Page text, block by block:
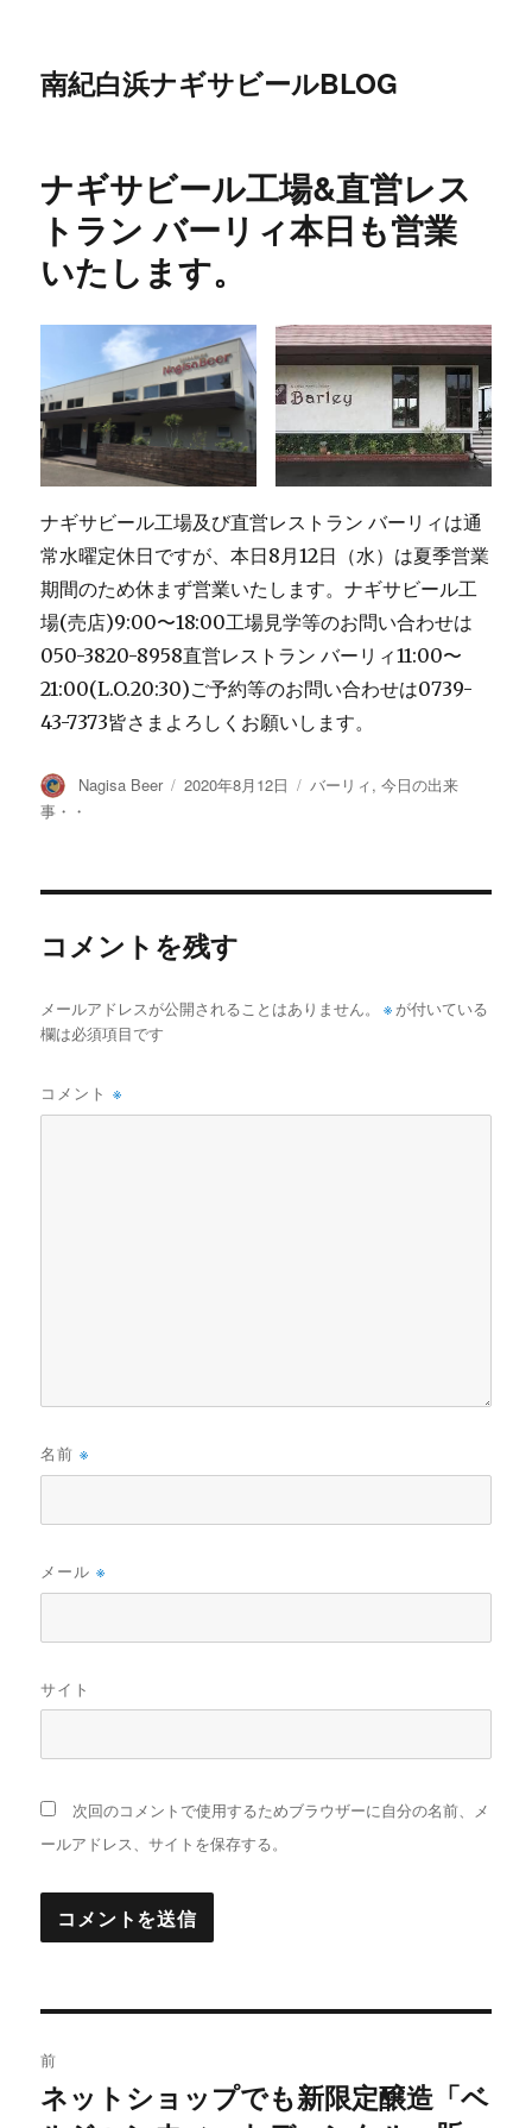
南紀白浜ナギサビールBLOG
ナギサビール工場&直営レス
トラン バーリィ本日も営業
いたします。
ナギサビール工場及び直営レストラン バーリィは通
常水曜定休日ですが、本日8月12日（水）は夏季営業
期間のため休まず営業いたします。ナギサビール工
場(売店)9:00〜18:00工場見学等のお問い合わせは
050-3820-8958直営レストラン バーリィ11:00〜
21:00(L.O.20:30)ご予約等のお問い合わせは0739-
43-7373皆さまよろしくお願いします。
投
稿
Nagisa Beer
投
2020年8月12日
カ
バーリィ,今日の出来
事・・
コメントを残す
メールアドレスが公開されることはありません。 ※ が付いている
欄は必須項目です
コメント※
名前※
メール※
サイト
次回のコメントで使用するためブラウザーに自分の名前、メ
ールアドレス、サイトを保存する。
稿
前
過
ネットショップでも新限定醸造「ベ